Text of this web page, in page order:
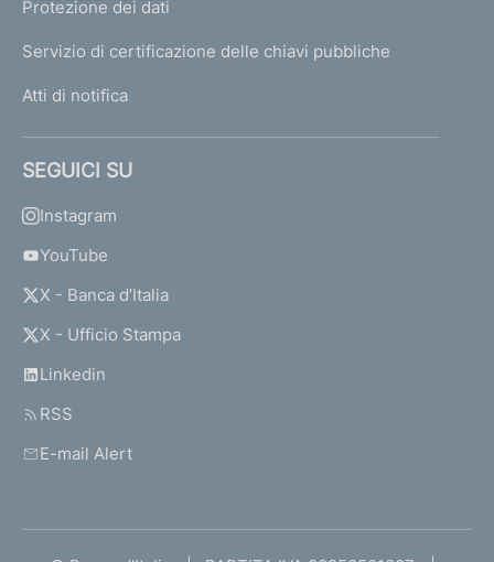
Protezione dei dati
Servizio di certificazione delle chiavi pubbliche
Atti di notifica
SEGUICI SU
Instagram
YouTube
X - Banca d’Italia
X - Ufficio Stampa
Linkedin
RSS
E-mail Alert